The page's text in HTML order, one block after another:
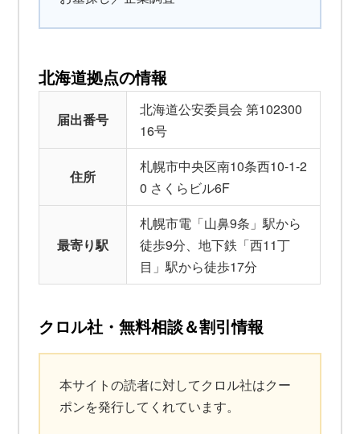
北海道拠点の情報
届出番号
北海道公安委員会 第102300
16号
住所
札幌市中央区南10条西10-1-2
0 さくらビル6F
最寄り駅
札幌市電「山鼻9条」駅から
徒歩9分、地下鉄「西11丁
目」駅から徒歩17分
クロル社・無料相談＆割引情報
本サイトの読者に対してクロル社はクー
ポンを発行してくれています。